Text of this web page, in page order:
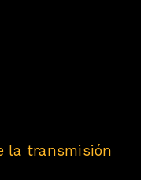
la transmisión